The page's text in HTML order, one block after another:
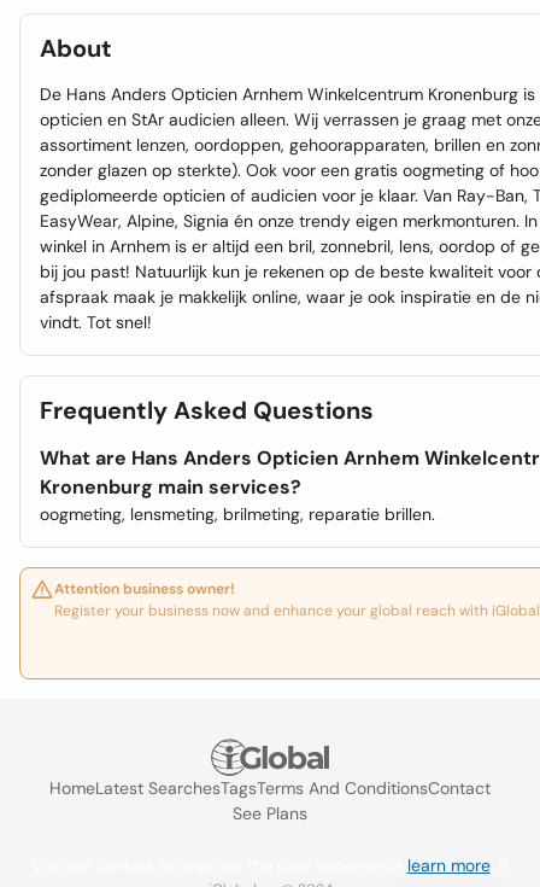
About
De Hans Anders Opticien Arnhem Winkelcentrum Kronenburg
opticien en StAr audicien alleen. Wij verrassen je graag met
assortiment lenzen, oordoppen, gehoorapparaten, brillen en
zonder glazen op sterkte). Ook voor een gratis oogmeting of
gediplomeerde opticien of audicien voor je klaar. Van Ray-Ban,
EasyWear, Alpine, Signia én onze trendy eigen merkmonturen.
winkel in Arnhem is er altijd een bril, zonnebril, lens, oordop of
bij jou past! Natuurlijk kun je rekenen op de beste kwaliteit voor
afspraak maak je makkelijk online, waar je ook inspiratie en de
vindt. Tot snel!
Frequently Asked Questions
What are Hans Anders Opticien Arnhem
Kronenburg main services?
oogmeting, lensmeting, brilmeting, reparatie brillen.
Attention business owner!
Register your business now and enhance your global reach with
HomeLatest SearchesTagsTerms And ConditionsContact
See Plans
learn more. If